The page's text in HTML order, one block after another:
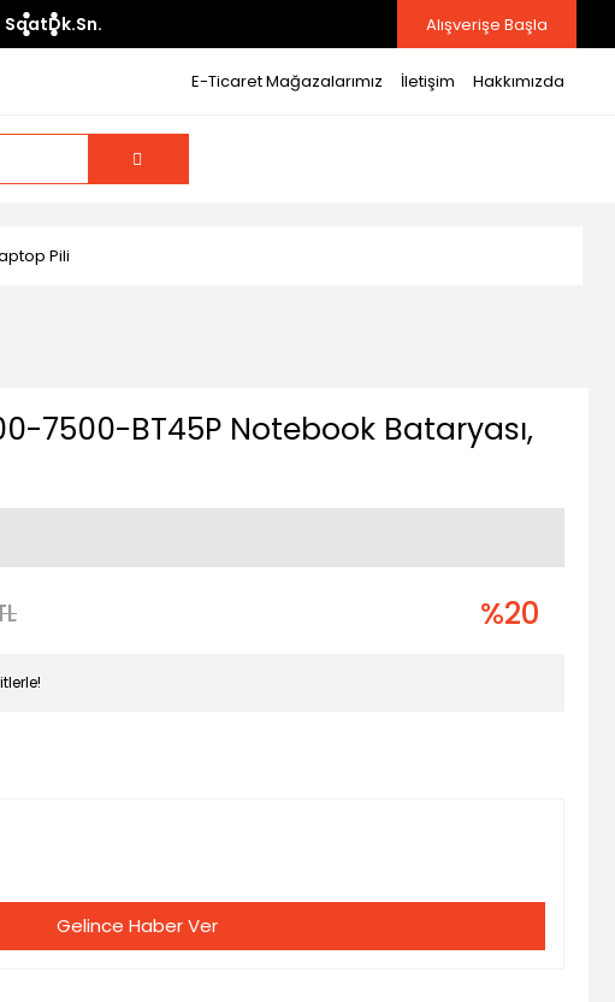
SaatDk.Sn. Alışverişe Başla
E-Ticaret Mağazalarımız İletişim Hakkımızda
Pili
7500-BT45P Notebook Bataryası,
%20
Gelince Haber Ver